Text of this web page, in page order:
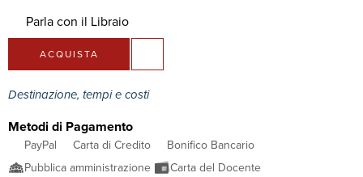
Parla con il Libraio
ACQUISTA
Destinazione, tempi e costi
Metodi di Pagamento
PayPal Carta di Credito
Bonifico Bancario
Pubblica amministrazione
Carta del Docente